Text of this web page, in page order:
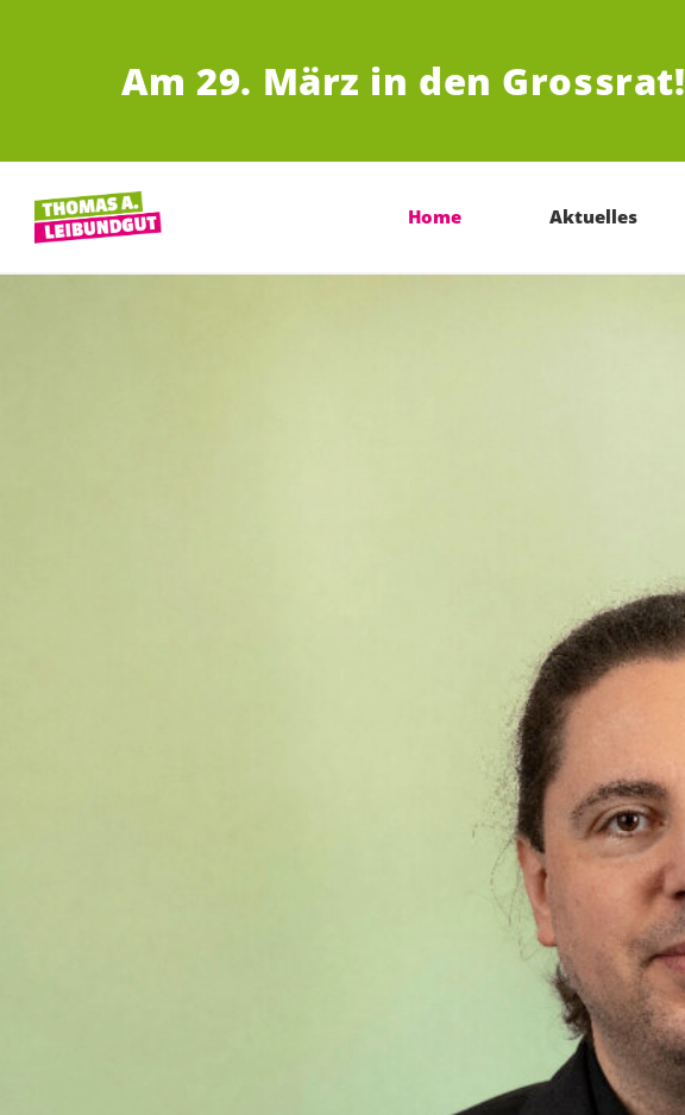
Am 29. März in den Grossrat!
Home Aktuelles